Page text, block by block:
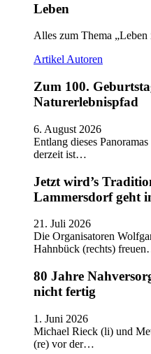
Leben
Alles zum Thema „Leben
ArtikelAutoren
Zum 100.
Naturerlebnispfad
6. August 2026
Entlang dieses
derzeit ist…
Jetzt wird’s
Lammersdorf geht
21. Juli 2026
Die Organisatoren
Hahnbück (rechts)
80 Jahre
nicht fertig
1. Juni 2026
Michael Rieck (li) und
(re) vor der…